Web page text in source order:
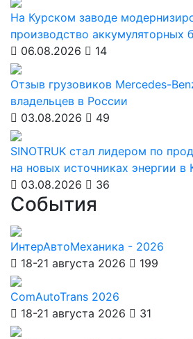
На Курском заводе
производство аккумуляторных
06.08.2026
14
Отзыв грузовиков Mercedes-
владельцев в России
03.08.2026
49
SINOTRUK стал лидером по
на новых источниках энергии в
03.08.2026
36
События
ИнтерАвтоМеханика - 2026
18-21 августа 2026
199
ComAutoTrans 2026
18-21 августа 2026
31